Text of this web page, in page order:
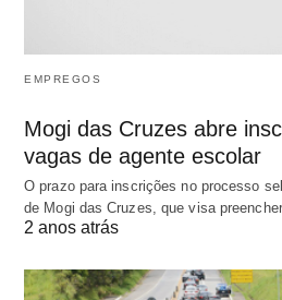
EMPREGOS
Mogi das Cruzes abre
vagas de agente escolar
O prazo para inscrições no processo
de Mogi das Cruzes, que visa
2 anos atrás